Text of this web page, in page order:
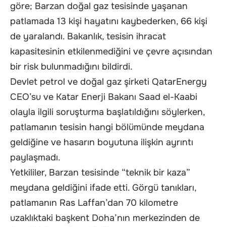
göre; Barzan doğal gaz tesisinde yaşanan
patlamada 13 kişi hayatını kaybederken, 66 kişi
de yaralandı. Bakanlık, tesisin ihracat
kapasitesinin etkilenmediğini ve çevre açısından
bir risk bulunmadığını bildirdi.
Devlet petrol ve doğal gaz şirketi QatarEnergy
CEO’su ve Katar Enerji Bakanı Saad el-Kaabi
olayla ilgili soruşturma başlatıldığını söylerken,
patlamanın tesisin hangi bölümünde meydana
geldiğine ve hasarın boyutuna ilişkin ayrıntı
paylaşmadı.
Yetkililer, Barzan tesisinde “teknik bir kaza”
meydana geldiğini ifade etti. Görgü tanıkları,
patlamanın Ras Laffan’dan 70 kilometre
uzaklıktaki başkent Doha’nın merkezinden de